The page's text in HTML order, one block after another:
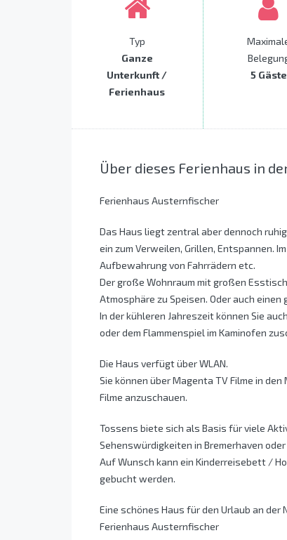
Typ
Ganze
Unterkunft /
Ferienhaus
5 Gäste
Über dieses Ferienhaus in
Ferienhaus Austernfischer
Das Haus liegt zentral aber dennoch
ein zum Verweilen, Grillen, Entspannen.
Aufbewahrung von Fahrrädern etc.
Der große Wohnraum mit großen
Atmosphäre zu Speisen. Oder auch
In der kühleren Jahreszeit können Sie
oder dem Flammenspiel im Kaminofen
Die Haus verfügt über WLAN.
Sie können über Magenta TV Filme in
Filme anzuschauen.
Tossens biete sich als Basis für viele
Sehenswürdigkeiten in Bremerhaven
Auf Wunsch kann ein Kinderreisebett /
gebucht werden.
Eine schönes Haus für den Urlaub an der
Ferienhaus Austernfischer